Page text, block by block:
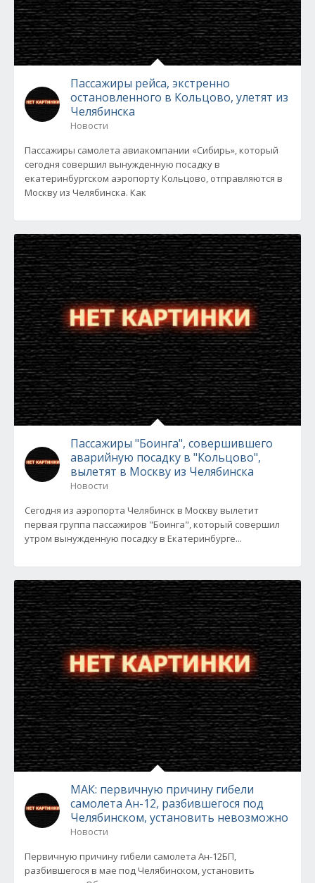
Пассажиры рейса, экстренно
остановленного в Кольцово, улетят из
Челябинска
Новости
Пассажиры самолета авиакомпании «Сибирь», который
сегодня совершил вынужденную посадку в
екатеринбургском аэропорту Кольцово, отправляются в
Москву из Челябинска. Как
Пассажиры "Боинга", совершившего
аварийную посадку в "Кольцово",
вылетят в Москву из Челябинска
Новости
Сегодня из аэропорта Челябинск в Москву вылетит
первая группа пассажиров "Боинга", который совершил
утром вынужденную посадку в Екатеринбурге...
МАК: первичную причину гибели
самолета Ан-12, разбившегося под
Челябинском, установить невозможно
Новости
Первичную причину гибели самолета Ан-12БП,
разбившегося в мае под Челябинском, установить